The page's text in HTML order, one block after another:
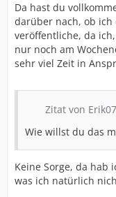
Da hast du
darüber nach, ob
veröffentliche, da
nur noch am
sehr viel Zeit in
Zitat von
Wie willst du das
Keine Sorge, da hab
was ich natürlich